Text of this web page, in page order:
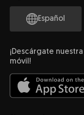
Español
¡Descárgate
móvil!